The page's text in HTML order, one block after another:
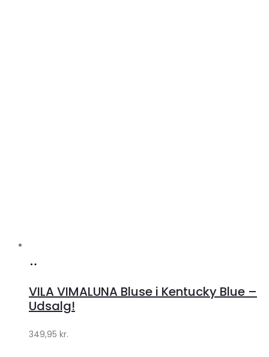
Klædeskabet.dk
VILA VIMALUNA Bluse i Kentucky Blue –
Udsalg!
349,95 kr.